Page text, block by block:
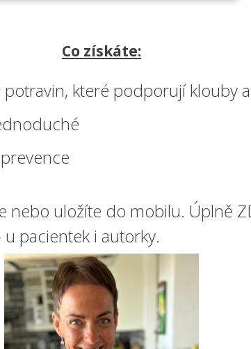
Co získáte:
které podporují klouby
nebo uložíte do mobilu. Úplně
pacientek i autorky.